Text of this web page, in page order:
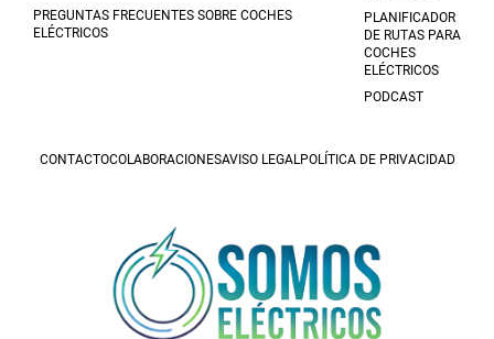
PREGUNTAS FRECUENTES SOBRE COCHES
ELÉCTRICOS
PLANIFICADOR
DE RUTAS PARA
COCHES
ELÉCTRICOS
PODCAST
CONTACTOCOLABORACIONESAVISO LEGAL POLÍTICA DE PRIVACIDAD